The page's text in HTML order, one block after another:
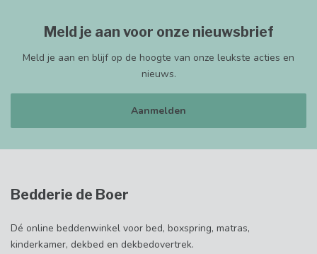
Meld je aan voor onze nieuwsbrief
Meld je aan en blijf op de hoogte van onze leukste acties en
nieuws.
Aanmelden
Bedderie de Boer
Dé online beddenwinkel voor bed, boxspring, matras,
kinderkamer, dekbed en dekbedovertrek.